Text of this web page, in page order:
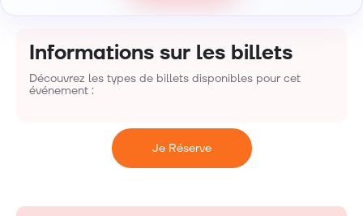
Informations sur les billets
Découvrez les types de billets disponibles pour cet
événement :
Je Réserve